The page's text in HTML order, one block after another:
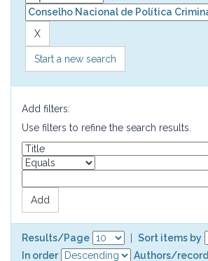
Start a new search
Add filters:
Use filters to refine the search results.
Results/Page
Sort items by
In order
Authors/record